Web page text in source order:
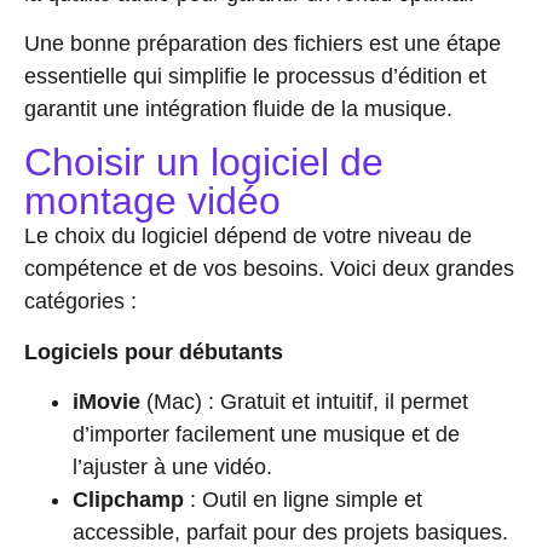
Une bonne préparation des fichiers est une étape
essentielle qui simplifie le processus d’édition et
garantit une intégration fluide de la musique.
Choisir un logiciel de
montage vidéo
Le choix du logiciel dépend de votre niveau de
compétence et de vos besoins. Voici deux grandes
catégories :
Logiciels pour débutants
iMovie (Mac) : Gratuit et intuitif, il permet
d’importer facilement une musique et de
l’ajuster à une vidéo.
Clipchamp : Outil en ligne simple et
accessible, parfait pour des projets basiques.